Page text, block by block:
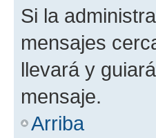
Si la
mensajes
llevará y
mensaje.
Arriba